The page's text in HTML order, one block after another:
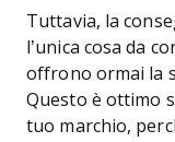
Tuttavia, la
l’unica cosa da
offrono ormai la
Questo è ottimo
tuo marchio,